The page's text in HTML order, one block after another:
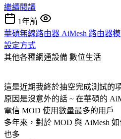
繼續閱讀
1年前
華碩無線路由器 AiMesh 路由器
設定方式
其他各種網通設備 數位生活
這是近期我終於抽空完成測試的
原因是沒意外的話 ~ 在華碩的
電信 MOD 使用數量最多的用戶
多年來，對於 MOD 與 AiMesh
也多